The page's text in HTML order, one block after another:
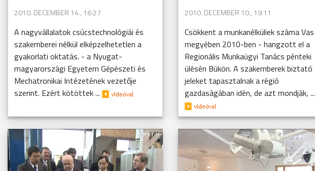
2010. DECEMBER 14., 16:27
A nagyvállalatok csúcstechnológiái és
szakemberei nélkül elképzelhetetlen a
gyakorlati oktatás. - a Nyugat-
magyarországi Egyetem Gépészeti és
Mechatronikai Intézetének vezetője
szerint. Ezért kötöttek ...
2010. DECEMBER 10., 19:11
Csökkent a munkanélküliek száma Vas
megyében 2010-ben - hangzott el a
Regionális Munkaügyi Tanács pénteki
ülésén Bükön. A szakemberek biztató
jeleket tapasztalnak a régió
gazdaságában idén, de azt mondják, ...